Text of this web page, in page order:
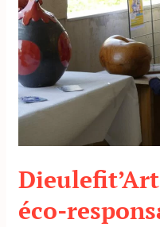
éco-
responsabilité